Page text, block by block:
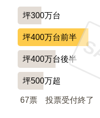
坪300万台
坪400万台前半
坪400万台後半
坪500万超
67票 投票受付終了